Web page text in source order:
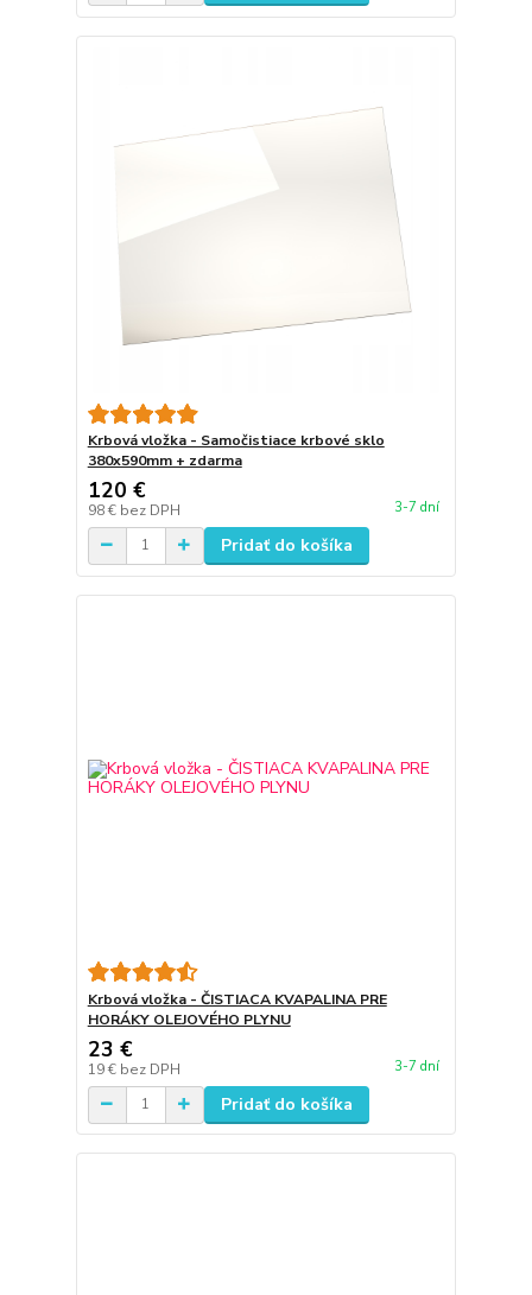
Krbová vložka - Samočistiace krbové sklo
380x590mm + zdarma
120 €
98 € bez DPH 3-7 dní
Pridať do košíka
Krbová vložka - ČISTIACA KVAPALINA PRE
HORÁKY OLEJOVÉHO PLYNU
23 €
19 € bez DPH 3-7 dní
Pridať do košíka